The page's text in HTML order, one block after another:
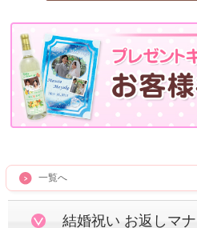
一覧へ
結婚祝い お返しマ